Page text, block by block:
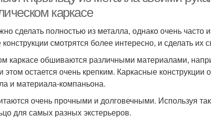
каркасе
сделать полностью из металла, однако очень часто
смотрятся более интересно, и сделать
каркасе обшиваются различными материалами,
остается очень крепким. Каркасные конструкции
и материала-компаньона.
очень прочными и долговечными. Используя
для самых разных экстерьеров.